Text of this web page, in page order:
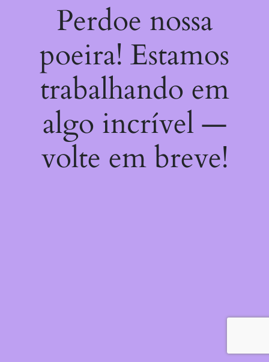
Perdoe nossa
poeira! Estamos
trabalhando em
algo incrível —
volte em breve!